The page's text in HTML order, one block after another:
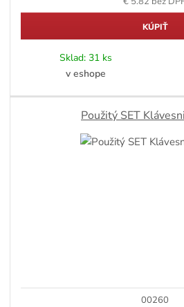
KÚPIŤ
Sklad: 31 ks
v eshope
Použitý SET
00260